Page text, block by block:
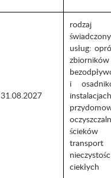
31.08.2027
rodzaj
usług:
zbiorników
i
instalacjach
transport
ciekłych